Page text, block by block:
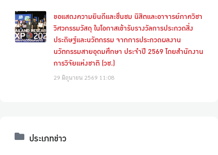
ขอแสดงความยินดีและชื่นชม นิสิตและอาจารย์ภาควิชา
วิศวกรรมวัสดุ ในโอกาสเข้ารับรางวัลการประกวดสิ่ง
ประดิษฐ์และนวัตกรรม จากการประกวดผลงาน
นวัตกรรมสายอุดมศึกษา ประจำปี 2569 โดยสำนักงาน
การวิจัยแห่งชาติ (วช.)
29 มิถุนายน 2569 11:08
ประเภทข่าว